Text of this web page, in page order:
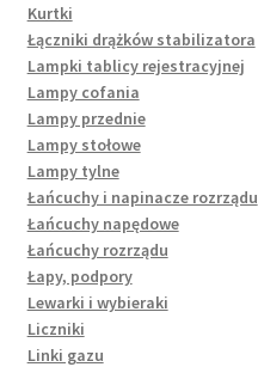
Kurtki
Łączniki drążków stabilizatora
Lampki tablicy rejestracyjnej
Lampy cofania
Lampy przednie
Lampy stołowe
Lampy tylne
Łańcuchy i napinacze rozrządu
Łańcuchy napędowe
Łańcuchy rozrządu
Łapy, podpory
Lewarki i wybieraki
Liczniki
Linki gazu